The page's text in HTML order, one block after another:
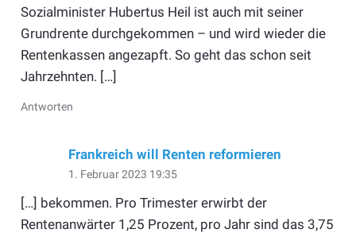
Sozialminister Hubertus Heil ist auch mit seiner
Grundrente durchgekommen – und wird wieder die
Rentenkassen angezapft. So geht das schon seit
Jahrzehnten. […]
Antworten
Frankreich will Renten reformieren
1. Februar 2023 19:35
[…] bekommen. Pro Trimester erwirbt der
Rentenanwärter 1,25 Prozent, pro Jahr sind das 3,75